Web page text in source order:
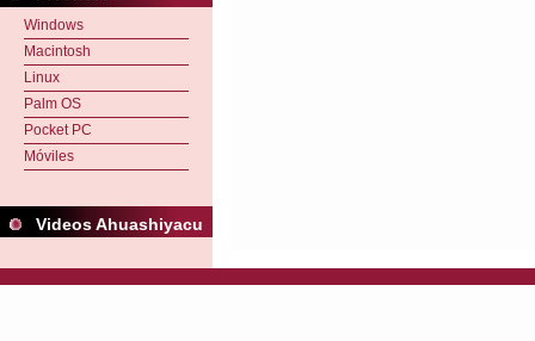
Windows
Macintosh
Linux
Palm OS
Pocket PC
Móviles
Videos Ahuashiyacu